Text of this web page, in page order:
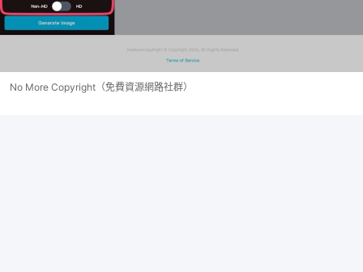
No More Copyright（免費資源網路社群）